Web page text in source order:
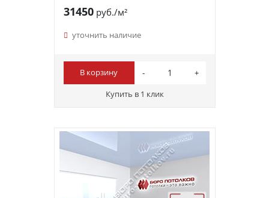
31450руб./м²
уточнить наличие
В корзину
Купить в 1 клик